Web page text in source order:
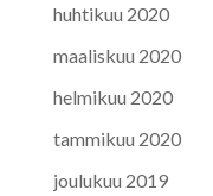
huhtikuu 2020
maaliskuu 2020
helmikuu 2020
tammikuu 2020
joulukuu 2019